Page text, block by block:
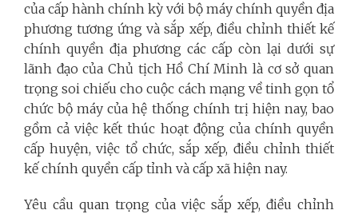
của cấp hành chính kỳ với bộ máy chính quyền địa
phương tương ứng và sắp xếp, điều chỉnh thiết kế
chính quyền địa phương các cấp còn lại dưới sự
lãnh đạo của Chủ tịch Hồ Chí Minh là cơ sở quan
trọng soi chiếu cho cuộc cách mạng về tinh gọn tổ
chức bộ máy của hệ thống chính trị hiện nay, bao
gồm cả việc kết thúc hoạt động của chính quyền
cấp huyện, việc tổ chức, sắp xếp, điều chỉnh thiết
kế chính quyền cấp tỉnh và cấp xã hiện nay.
Yêu cầu quan trọng của việc sắp xếp, điều chỉnh